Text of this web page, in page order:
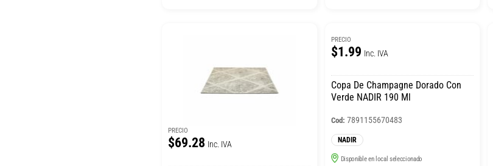
PRECIO
$69.28 Inc. IVA
PRECIO
$1.99 Inc. IVA
Copa De Champagne Dorado Con
Verde NADIR 190 Ml
Cod: 7891155670483
NADIR
Disponible en local seleccionado